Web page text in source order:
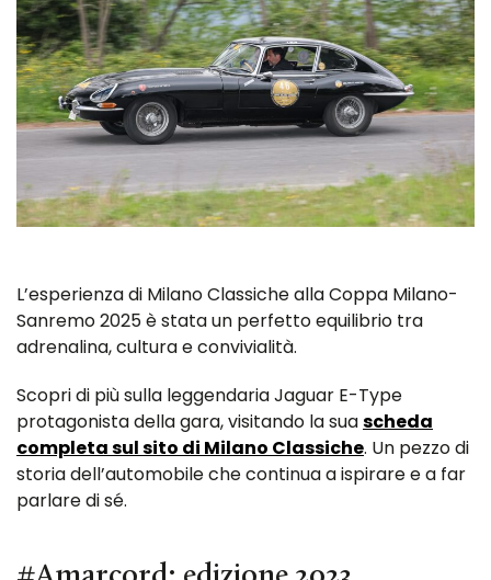
L’esperienza di Milano Classiche alla Coppa Milano-
Sanremo 2025 è stata un perfetto equilibrio tra
adrenalina, cultura e convivialità.
Scopri di più sulla leggendaria Jaguar E-Type
protagonista della gara, visitando la suascheda
completa sul sito di Milano Classiche. Un pezzo di
storia dell’automobile che continua a ispirare e a far
parlare di sé.